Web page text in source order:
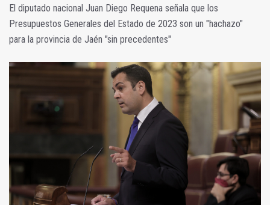
El diputado nacional Juan Diego Requena señala que los
Presupuestos Generales del Estado de 2023 son un "hachazo"
para la provincia de Jaén "sin precedentes"